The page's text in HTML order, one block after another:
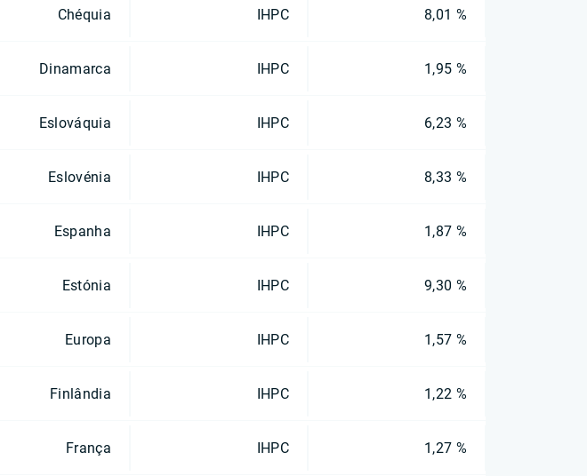
Chéquia IHPC 8,01 %
Dinamarca IHPC 1,95 %
Eslováquia IHPC 6,23 %
Eslovénia IHPC 8,33 %
Espanha IHPC 1,87 %
Estónia IHPC 9,30 %
Europa IHPC 1,57 %
Finlândia IHPC 1,22 %
França IHPC 1,27 %